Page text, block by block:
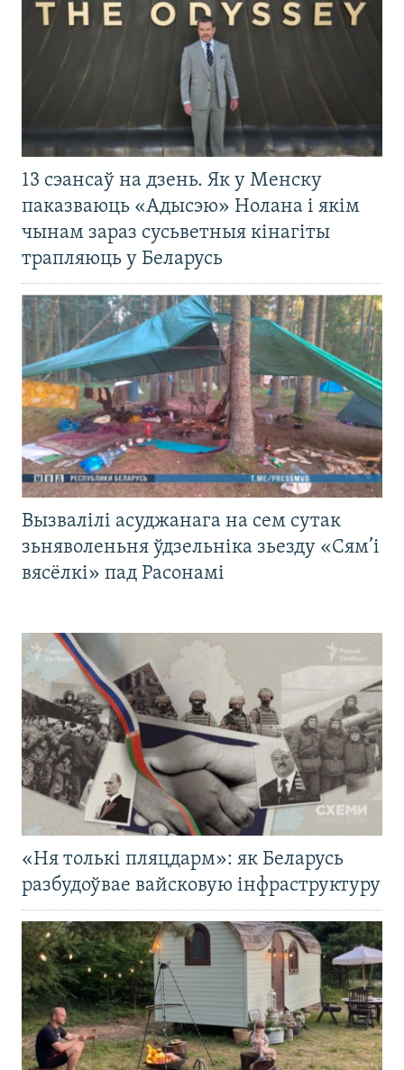
13 сэансаў на дзень. Як у Менску
паказваюць «Адысэю» Нолана і якім
чынам зараз сусьветныя кінагіты
трапляюць у Беларусь
Вызвалілі асуджанага на сем сутак
зьняволеньня ўдзельніка зьезду «Сям’і
вясёлкі» пад Расонамі
«Ня толькі пляцдарм»: як Беларусь
разбудоўвае вайсковую інфраструктуру